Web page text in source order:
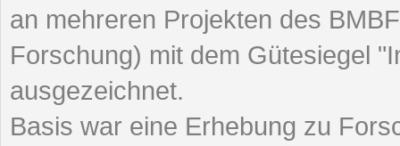
an mehreren Projekten des
Forschung) mit dem Gütesiegel
ausgezeichnet.
Basis war eine Erhebung zu